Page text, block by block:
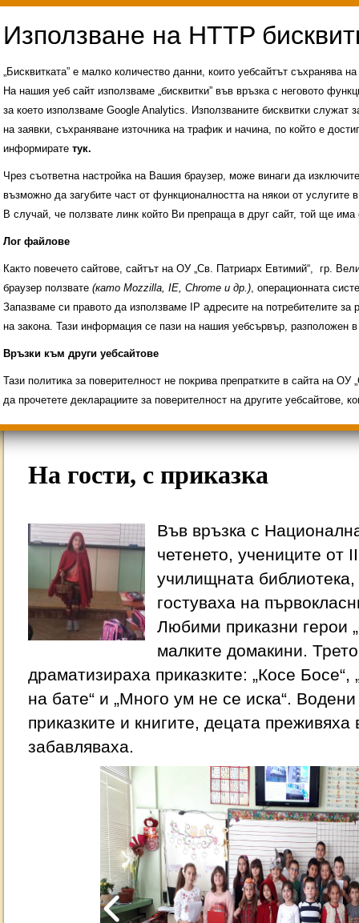
Свободни места за ученици
ИНОВАЦИЯ 2026
Олимпиади 2025/2026
На гости, с приказка
Във връзка с
четенето, учениците от
училищната
гостуваха на
Любими приказни герои
малките домакини.
драматизираха приказките: „Косе Босе“,
на бате“ и „Много ум не се иска“.
приказките и книгите, децата
забавляваха.
„Бисквитката” е малко количество данни, които уебсайтът съхранява
На нашия уеб сайт използваме „бисквитки” във връзка с неговото
за което използваме Google Analytics. Използваните бисквитки служат
на заявки, съхраняване източника на трафик и начина, по който е
информирате тук.
Чрез съответна настройка на Вашия браузер, може винаги да
възможно да загубите част от функционалността на някои от услугите
В случай, че ползвате линк който Ви препраща в друг сайт, той ще има
Лог файлове
Както повечето сайтове, сайтът на ОУ „Св. Патриарх Евтимий“, гр.
браузер ползвате (като Mozzilla, IE, Chrome и др.), операционната
Запазваме си правото да използваме IP адресите на потребителите
на закона. Тази информация се пази на нашия уебсървър,
Връзки към други уебсайтове
Тази политика за поверителност не покрива препратките в сайта на
да прочетете декларациите за поверителност на другите уебсайтове,